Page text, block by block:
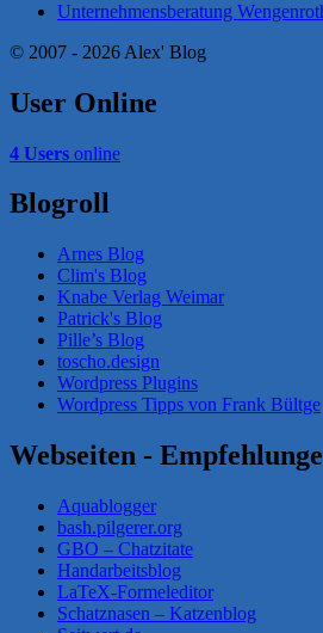
Unternehmensberatung
© 2007 - 2026 Alex' Blog
User Online
4 Users online
Blogroll
Arnes Blog
Clim's Blog
Knabe Verlag Weimar
Patrick's Blog
Pille’s Blog
toscho.design
Wordpress Plugins
Wordpress Tipps von Frank Bültge
Webseiten -
Aquablogger
bash.pilgerer.org
GBO – Chatzitate
Handarbeitsblog
LaTeX-Formeleditor
Schatznasen – Katzenblog